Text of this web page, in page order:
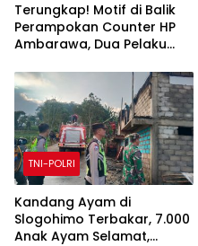
Terungkap! Motif di Balik
Perampokan Counter HP
Ambarawa, Dua Pelaku
Bawa puluhan HP
TNI-POLRI
Kandang Ayam di
Slogohimo Terbakar, 7.000
Anak Ayam Selamat,